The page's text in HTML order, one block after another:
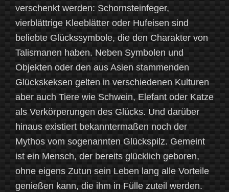
verschenkt werden: Schornsteinfeger,
vierblättrige Kleeblätter oder Hufeisen sind
beliebte Glückssymbole, die den Charakter von
Talismanen haben. Neben Symbolen und
Objekten oder den aus Asien stammenden
Glückskeksen gelten in verschiedenen Kulturen
aber auch Tiere wie Schwein, Elefant oder Katze
als Verkörperungen des Glücks. Und darüber
hinaus existiert bekanntermaßen noch der
Mythos vom sogenannten Glückspilz. Gemeint
ist ein Mensch, der bereits glücklich geboren,
ohne eigens Zutun sein Leben lang alle Vorteile
genießen kann, die ihm in Fülle zuteil werden.